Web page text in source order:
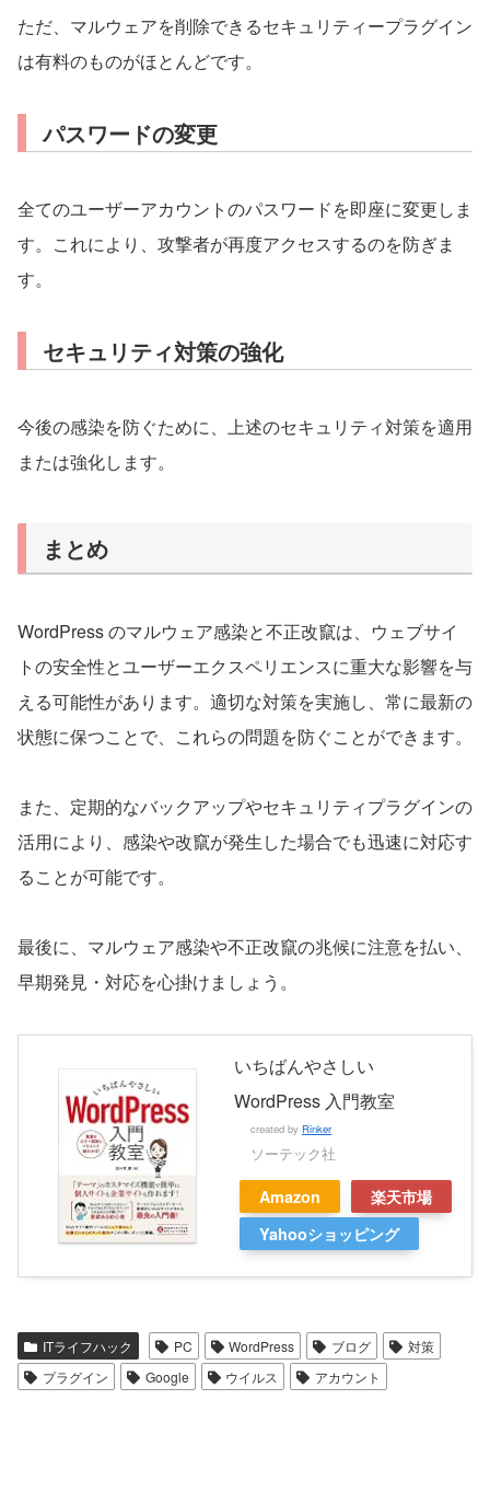
ただ、マルウェアを削除できるセキュリティープラグイン
は有料のものがほとんどです。
パスワードの変更
全てのユーザーアカウントのパスワードを即座に変更しま
す。これにより、攻撃者が再度アクセスするのを防ぎま
す。
セキュリティ対策の強化
今後の感染を防ぐために、上述のセキュリティ対策を適用
または強化します。
まとめ
WordPress のマルウェア感染と不正改竄は、ウェブサイ
トの安全性とユーザーエクスペリエンスに重大な影響を与
える可能性があります。適切な対策を実施し、常に最新の
状態に保つことで、これらの問題を防ぐことができます。
また、定期的なバックアップやセキュリティプラグインの
活用により、感染や改竄が発生した場合でも迅速に対応す
ることが可能です。
最後に、マルウェア感染や不正改竄の兆候に注意を払い、
早期発見・対応を心掛けましょう。
いちばんやさしい
WordPress 入門教室
created by Rinker
ソーテック社
Amazon
楽天市場
Yahooショッピング
ITライフハック PC WordPress ブログ
対策
プラグイン
Google ウイルス アカウント